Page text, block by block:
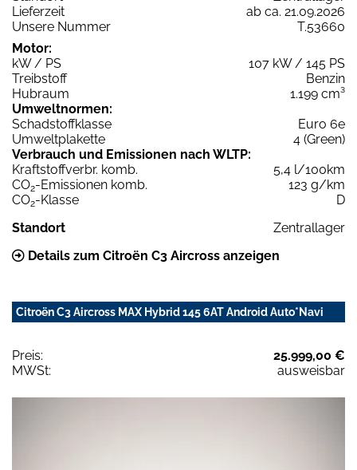
Lieferzeit
ab ca. 21.09.2026
Unsere Nummer
T.53660
Motor:
kW / PS
107 kW / 145 PS
Treibstoff
Benzin
Hubraum
1.199 cm³
Umweltnormen:
Schadstoffklasse
Euro 6e
Umweltplakette
4 (Green)
Verbrauch und Emissionen nach WLTP:
Kraftstoffverbr. komb.
5,4 l/100km
CO2-Emissionen komb.
123 g/km
CO2-Klasse
D
Standort
Zentrallager
Details zum Citroën C3 Aircross anzeigen
Citroën C3 Aircross MAX Hybrid 145 6AT Android Auto*Navi
Preis:
25.999,00 €
MWSt:
ausweisbar